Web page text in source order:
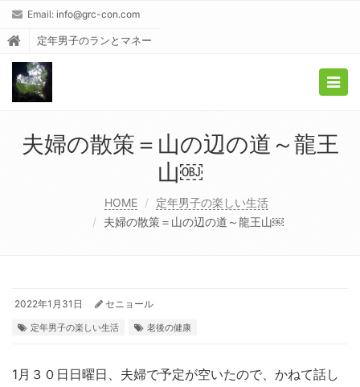
Email: info@grc-con.com
定年男子のランとマネー
夫婦の散策＝山の辺の道～龍王
山￼
HOME
定年男子の楽しい生活
夫婦の散策＝山の辺の道～龍王山￼
2022年1月31日 セニョール
定年男子の楽しい生活 老後の健康
1月３０日日曜日、夫婦で予定が空いたので、かねて話し